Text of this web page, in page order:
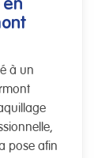
à un
pose afin